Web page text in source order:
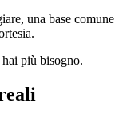
una base comune
più bisogno.